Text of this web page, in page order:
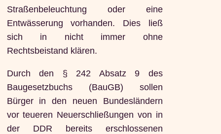
Straßenbeleuchtung oder eine
Entwässerung vorhanden. Dies ließ
sich in nicht immer ohne
Rechtsbeistand klären.
Durch den § 242 Absatz 9 des
Baugesetzbuchs (BauGB) sollen
Bürger in den neuen Bundesländern
vor teueren Neuerschließungen von in
der DDR bereits erschlossenen